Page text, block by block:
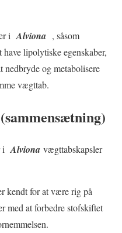
i Alviona , såsom
lipolytiske egenskaber,
og metabolisere
vægttab.
i Alviona vægttabskapsler
kendt for at være rig på
med at forbedre stofskiftet